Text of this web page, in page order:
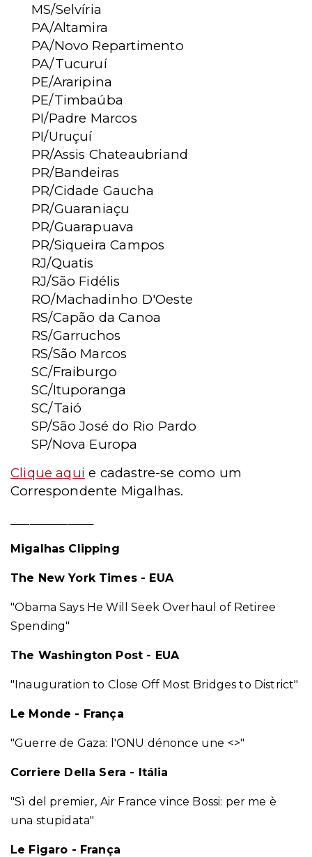
MS/Selvíria
PA/Altamira
PA/Novo Repartimento
PA/Tucuruí
PE/Araripina
PE/Timbaúba
PI/Padre Marcos
PI/Uruçuí
PR/Assis Chateaubriand
PR/Bandeiras
PR/Cidade Gaucha
PR/Guaraniaçu
PR/Guarapuava
PR/Siqueira Campos
RJ/Quatis
RJ/São Fidélis
RO/Machadinho D'Oeste
RS/Capão da Canoa
RS/Garruchos
RS/São Marcos
SC/Fraiburgo
SC/Ituporanga
SC/Taió
SP/São José do Rio Pardo
SP/Nova Europa
Clique aqui e cadastre-se como um
Correspondente Migalhas.
Migalhas Clipping
The New York Times - EUA
"Obama Says He Will Seek Overhaul of Retiree
Spending"
The Washington Post - EUA
"Inauguration to Close Off Most Bridges to District"
Le Monde - França
"Guerre de Gaza: l'ONU dénonce une <>"
Corriere Della Sera - Itália
"Sì del premier, Air France vince Bossi: per me è
una stupidata"
Le Figaro - França